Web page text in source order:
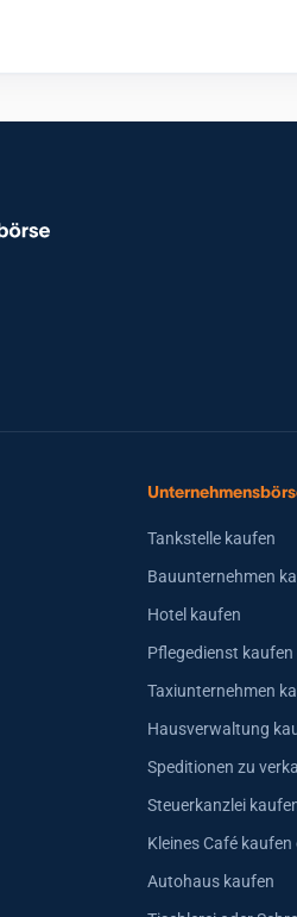
Tankstelle kaufen
Bauunternehmen
Hotel kaufen
Pflegedienst
Taxiunternehmen
Hausverwaltung
Speditionen zu
Steuerkanzlei
Kleines Café
Autohaus kaufen